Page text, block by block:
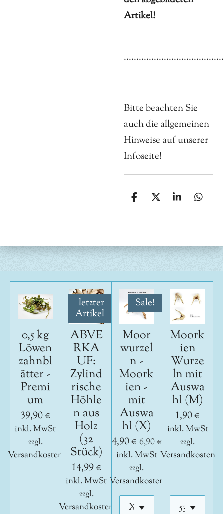
Artikel!
Bitte beachten Sie
auch die allgemeinen
Hinweise auf unserer
Infoseite!
T
n
T
n
T
n
T
n
0,5 kg
Löwen
zahnbl
ätter -
Premi
um
39,90 €
inkl. MwSt
zzgl.
Versandkosten
letzter
Artikel
ABVE
RKA
UF:
Zylind
rische
Höhle
n aus
Holz
(32
Stück)
14,99 €
inkl. MwSt
zzgl.
Versandkosten
Sale!
Moor
wurzel
n -
Moork
ien -
mit
Auswa
hl (X)
4,90 € 6,90 €
inkl. MwSt
zzgl.
Versandkosten
Moork
ien
Wurze
ln mit
Auswa
hl (M)
1,90 €
inkl. MwSt
zzgl.
Versandkosten